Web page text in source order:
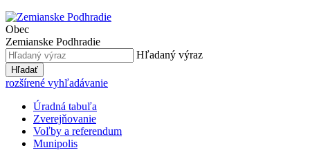
Obec
Zemianske Podhradie
Hľadaný výraz
Hľadať
rozšírené vyhľadávanie
Úradná tabuľa
Zverejňovanie
Voľby a referendum
Munipolis